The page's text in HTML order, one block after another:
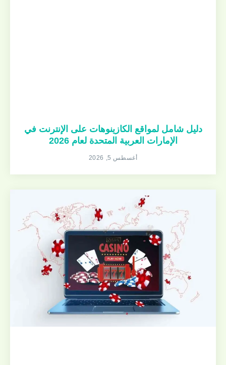
دليل شامل لمواقع الكازينوهات على الإنترنت في
الإمارات العربية المتحدة لعام 2026
أغسطس 5, 2026